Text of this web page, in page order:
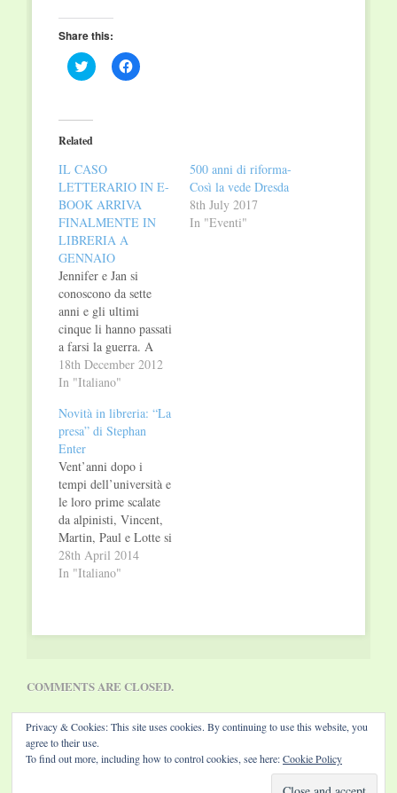
Share this:
Click
to
(Opens
in
new
Click
to
Related
IL CASO
LETTERARIO IN E-
BOOK ARRIVA
FINALMENTE IN
LIBRERIA A
GENNAIO
Jennifer e Jan si
conoscono da sette
anni e gli ultimi
cinque li hanno passati
a farsi la guerra. A
capo di due diversi
team nella stessa
loro è da sempre
scontro aperto e
dichiarato per essere il
numero uno. Si
detestano, non si
sopportano, e…
18th December 2012
In "Italiano"
500 anni di riforma-
Così la vede Dresda
8th July 2017
In "Eventi"
Novità in libreria: “La
presa” di Stephan
Enter
Vent’anni dopo i
tempi dell’università e
le loro prime scalate
da alpinisti, Vincent,
Martin, Paul e Lotte si
stanno per rincontrare:
cos’è veramente
libro – “Felici così
non lo saremo mai
più” è la…
28th April 2014
In "Italiano"
COMMENTS ARE CLOSED.
Privacy & Cookies: This site uses cookies. By continuing to use this website, you
agree to their use.
To find out more, including how to control cookies, see here:Cookie Policy